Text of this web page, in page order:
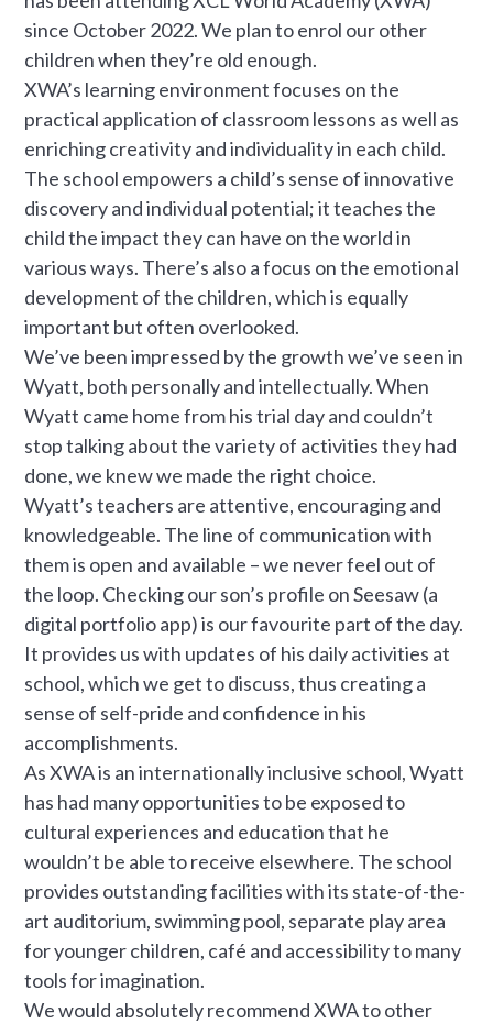
since October 2022. We plan to enrol our other
children when they’re old enough.
XWA’s learning environment focuses on the
practical application of classroom lessons as well as
enriching creativity and individuality in each child.
The school empowers a child’s sense of innovative
discovery and individual potential; it teaches the
child the impact they can have on the world in
various ways. There’s also a focus on the emotional
development of the children, which is equally
important but often overlooked.
We’ve been impressed by the growth we’ve seen in
Wyatt, both personally and intellectually. When
Wyatt came home from his trial day and couldn’t
stop talking about the variety of activities they had
done, we knew we made the right choice.
Wyatt’s teachers are attentive, encouraging and
knowledgeable. The line of communication with
them is open and available – we never feel out of
the loop. Checking our son’s profile on Seesaw (a
digital portfolio app) is our favourite part of the day.
It provides us with updates of his daily activities at
school, which we get to discuss, thus creating a
sense of self-pride and confidence in his
accomplishments.
As XWA is an internationally inclusive school, Wyatt
has had many opportunities to be exposed to
cultural experiences and education that he
wouldn’t be able to receive elsewhere. The school
provides outstanding facilities with its state-of-the-
art auditorium, swimming pool, separate play area
for younger children, café and accessibility to many
tools for imagination.
We would absolutely recommend XWA to other